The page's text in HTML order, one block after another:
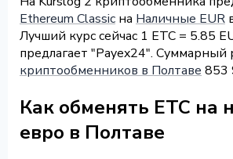
Ethereum Classic на Наличные EUR
Лучший курс сейчас 1 ETC = 5.85
предлагает "Payex24". Суммарный
криптообменников в Полтаве 853
Как обменять ETC на
евро в Полтаве